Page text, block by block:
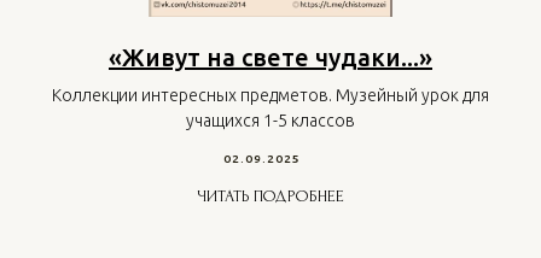
«Живут на свете чудаки...»
Коллекции интересных предметов. Музейный урок для
учащихся 1-5 классов
02.09.2025
ЧИТАТЬ ПОДРОБНЕЕ